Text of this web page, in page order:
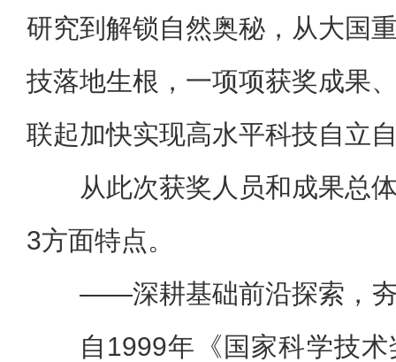
研究到解锁自然奥秘，从大国
技落地生根，一项项获奖成果
联起加快实现高水平科技自立
从此次获奖人员和成果总
3方面特点。
——深耕基础前沿探索，
自1999年《国家科学技